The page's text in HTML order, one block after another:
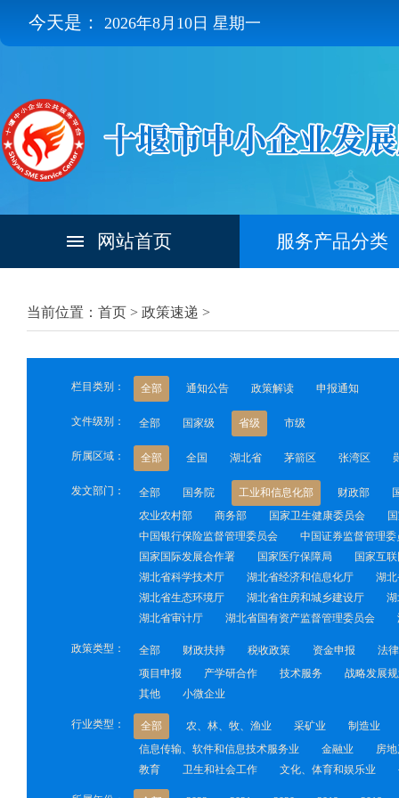
今天是： 2026年8月10日 星期一
网站首页 服务产品分类
当前位置：首页 > 政策速递 >
栏目类别： 全部 通知公告 政策解读 申报通知
文件级别： 全部 国家级 省级 市级
所属区域： 全部 全国 湖北省 茅箭区 张湾区
发文部门： 全部 国务院 工业和信息化部 财政部
农业农村部
商务部 国家卫生健康委员会
中国银行保险监督管理委员会
中国证券监督管理委
国家国际发展合作署
国家医疗保障局
国家互
湖北省科学技术厅
湖北省经济和信息化厅
湖
湖北省生态环境厅
湖北省住房和城乡建设厅
湖北省审计厅
湖北省国有资产监督管理委员会
政策类型： 全部 财政扶持 税收政策 资金申报
法
项目申报
产学研合作 技术服务
战略发展
其他
小微企业
行业类型： 全部 农、林、牧、渔业 采矿业
制造业
信息传输、软件和信息技术服务业
金融业
房
教育
卫生和社会工作 文化、体育和娱乐业